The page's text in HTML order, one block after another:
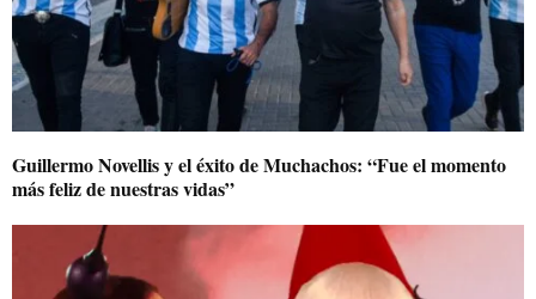
Guillermo Novellis y el éxito de Muchachos: “Fue el momento
más feliz de nuestras vidas”